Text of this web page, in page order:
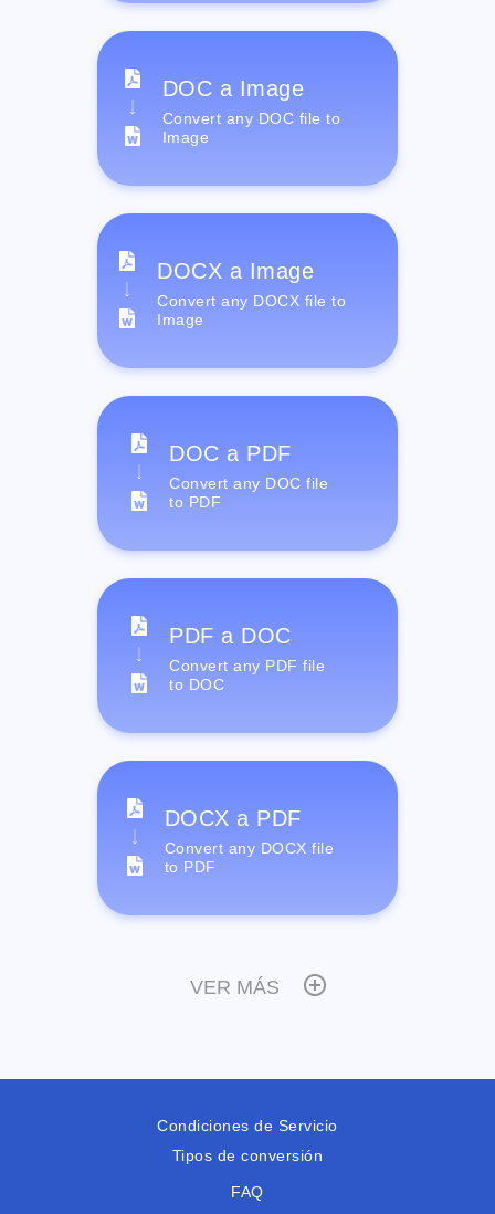
DOC a Image
Convert any DOC file to
Image
DOCX a Image
Convert any DOCX file to
Image
DOC a PDF
Convert any DOC file
to PDF
PDF a DOC
Convert any PDF file
to DOC
DOCX a PDF
Convert any DOCX file
to PDF
VER MÁS
Condiciones de Servicio
Tipos de conversión
FAQ